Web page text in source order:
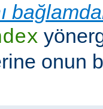
onun